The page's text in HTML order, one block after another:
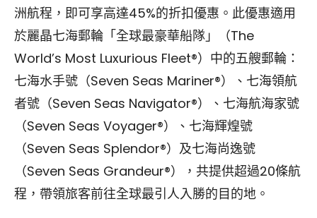
洲航程，即可享高達45%的折扣優惠。此優惠適用
於麗晶七海郵輪「全球最豪華船隊」（The
World’s Most Luxurious Fleet®）中的五艘郵輪：
七海水手號（Seven Seas Mariner®）、七海領航
者號（Seven Seas Navigator®）、七海航海家號
（Seven Seas Voyager®）、七海輝煌號
（Seven Seas Splendor®）及七海尚逸號
（Seven Seas Grandeur®），共提供超過20條航
程，帶領旅客前往全球最引人入勝的目的地。